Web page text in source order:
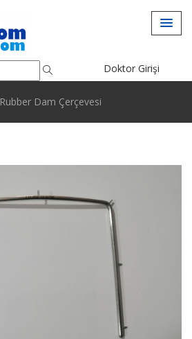
Doktor Girişi
Rubber Dam Çerçevesi